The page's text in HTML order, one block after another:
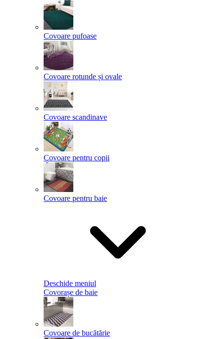
Covoare pufoase
Covoare rotunde și ovale
Covoare scandinave
Covoare pentru copii
Covoare pentru baie
Deschide meniul
Covorașe de baie
Covoare de bucătărie